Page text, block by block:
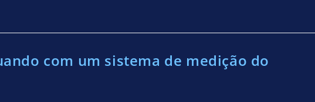
com um sistema de medição do